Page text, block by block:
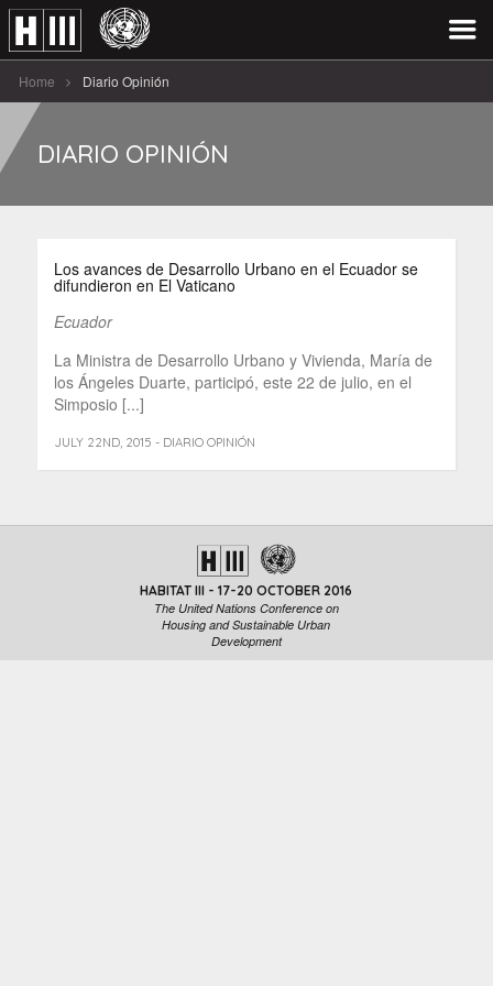
Home Diario Opinión
DIARIO OPINIÓN
Los avances de Desarrollo Urbano en el Ecuador se
difundieron en El Vaticano
Ecuador
La Ministra de Desarrollo Urbano y Vivienda, María de
los Ángeles Duarte, participó, este 22 de julio, en el
Simposio [...]
JULY 22ND, 2015 - DIARIO OPINIÓN
HABITAT III - 17-20 OCTOBER 2016
The United Nations Conference on
Housing and Sustainable Urban
Development